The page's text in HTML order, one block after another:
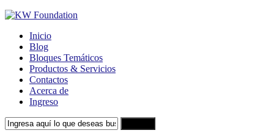
Inicio
Blog
Bloques Temáticos
Productos & Servicios
Contactos
Acerca de
Ingreso